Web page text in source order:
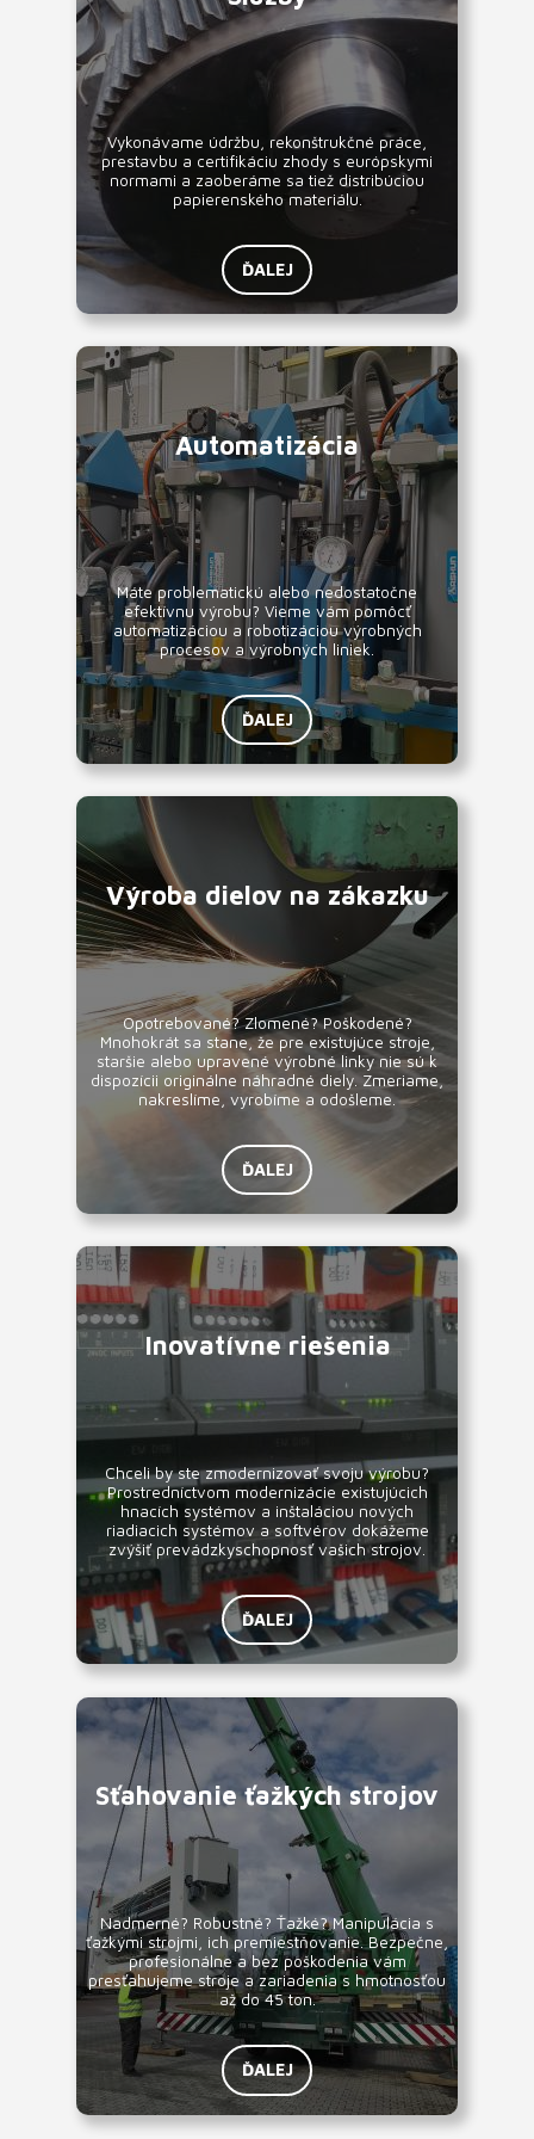
Vykonávame údržbu, rekonštrukčné práce,
prestavbu a certifikáciu zhody s európskymi
normami a zaoberáme sa tiež distribúciou
papierenského materiálu.
ĎALEJ
Automatizácia
Máte problematickú alebo nedostatočne
efektívnu výrobu? Vieme vám pomôcť
automatizáciou a robotizáciou výrobných
procesov a výrobných liniek.
ĎALEJ
Výroba dielov na zákazku
Opotrebované? Zlomené? Poškodené?
Mnohokrát sa stane, že pre existujúce stroje,
staršie alebo upravené výrobné linky nie sú k
dispozícii originálne náhradné diely. Zmeriame,
nakreslíme, vyrobíme a odošleme.
ĎALEJ
Inovatívne riešenia
Chceli by ste zmodernizovať svoju výrobu?
Prostredníctvom modernizácie existujúcich
hnacích systémov a inštaláciou nových
riadiacich systémov a softvérov dokážeme
zvýšiť prevádzkyschopnosť vašich strojov.
ĎALEJ
Sťahovanie ťažkých strojov
Nadmerné? Robustné? Ťažké? Manipulácia s
ťažkými strojmi, ich premiestňovanie. Bezpečne,
profesionálne a bez poškodenia vám
presťahujeme stroje a zariadenia s hmotnosťou
až do 45 ton.
ĎALEJ